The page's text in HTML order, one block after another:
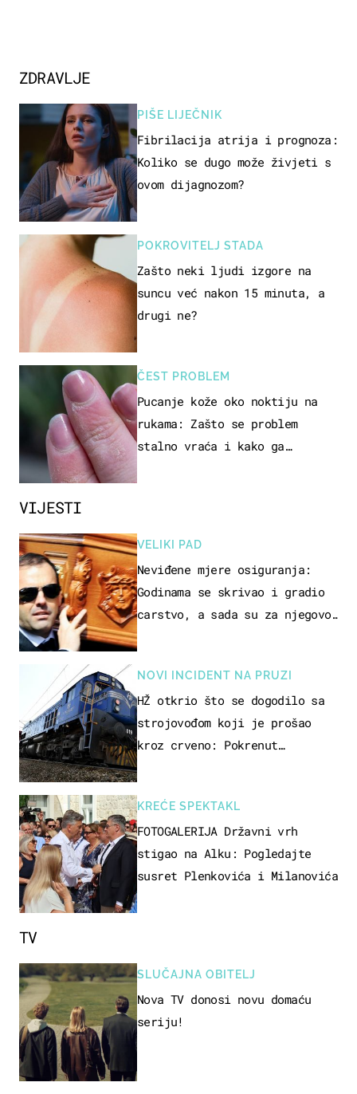
VIJESTI
VELIKI PAD
Neviđene mjere osiguranja:
Godinama se skrivao i gradio
carstvo, a sada su za njegovo
NOVI INCIDENT NA PRUZI
HŽ otkrio što se dogodilo sa
strojovođom koji je prošao
kroz crveno: Pokrenut
KREĆE SPEKTAKL
FOTOGALERIJA Državni vrh
stigao na Alku: Pogledajte
susret Plenkovića i Milanovića
ZDRAVLJE
PIŠE LIJEČNIK
Fibrilacija atrija i prognoza:
Koliko se dugo može živjeti s
ovom dijagnozom?
POKROVITELJ STADA
Zašto neki ljudi izgore na
suncu već nakon 15 minuta, a
drugi ne?
ČEST PROBLEM
Pucanje kože oko noktiju na
rukama: Zašto se problem
stalno vraća i kako ga
TV
SLUČAJNA OBITELJ
Nova TV donosi novu domaću
seriju!